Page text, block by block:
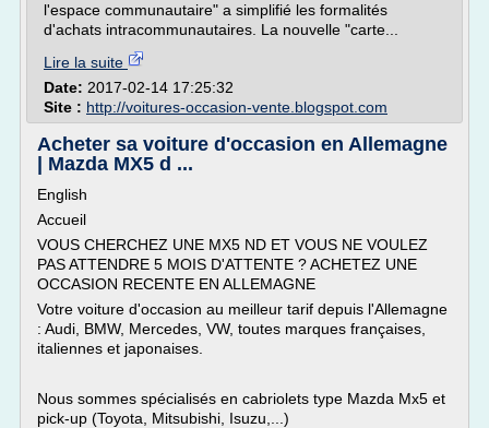
l'espace communautaire" a simplifié les formalités
d'achats intracommunautaires. La nouvelle "carte...
Lire la suite
Date: 2017-02-14 17:25:32
Site : http://voitures-occasion-vente.blogspot.com
Acheter sa voiture d'occasion en Allemagne
| Mazda MX5 d ...
English
Accueil
VOUS CHERCHEZ UNE MX5 ND ET VOUS NE VOULEZ
PAS ATTENDRE 5 MOIS D'ATTENTE ? ACHETEZ UNE
OCCASION RECENTE EN ALLEMAGNE
Votre voiture d'occasion au meilleur tarif depuis l'Allemagne
: Audi, BMW, Mercedes, VW, toutes marques françaises,
italiennes et japonaises.
Nous sommes spécialisés en cabriolets type Mazda Mx5 et
pick-up (Toyota, Mitsubishi, Isuzu,...)